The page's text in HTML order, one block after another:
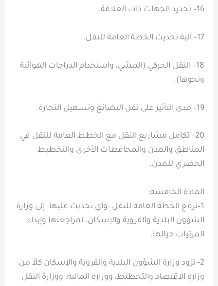
16– تحديد الجهات ذات العلاقة.
17– آلية تحديث الخطة العامة للنقل.
18– النقل الحركي (المشي، واستخدام الدراجات الهوائية
ونحوها).
19– مدى التأثير على نقل البضائع وتسهيل التجارة.
20– تكامل مشاريع النقل مع الخطط العامة للنقل في
المناطق والمدن والمحافظات الأخرى والتخطيط
الحضري للمدن.
المادة الخامسة:
1–ترفع الخطة العامة للنقل -وأي تحديث عليها- إلى وزارة
الشؤون البلدية والقروية والإسكان، لمراجعتها وإبداء
المرئيات حيالها.
2- تزود وزارة الشؤون البلدية والقروية والإسكان كلاً من:
وزارة الاقتصاد والتخطيط، ووزارة المالية، ووزارة النقل